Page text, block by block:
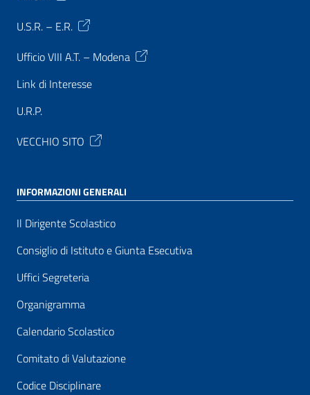
U.S.R. – E.R.
Ufficio VIII A.T. – Modena
Link di Interesse
U.R.P.
VECCHIO SITO
INFORMAZIONI GENERALI
Il Dirigente Scolastico
Consiglio di Istituto e Giunta Esecutiva
Uffici Segreteria
Organigramma
Calendario Scolastico
Comitato di Valutazione
Codice Disciplinare